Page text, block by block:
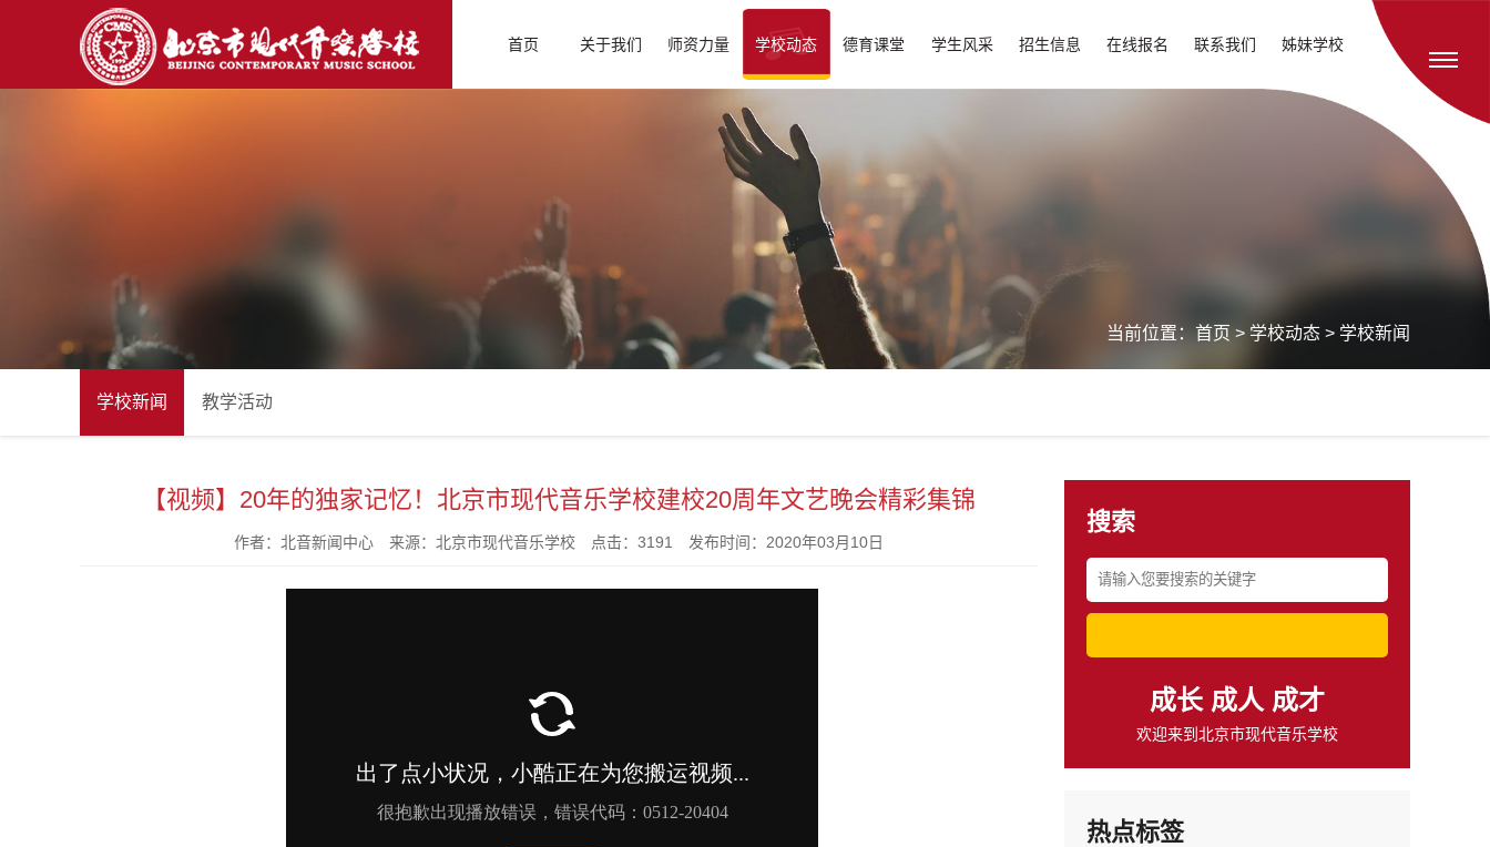
首页 关于我们 师资力量 学校动态 德育课堂 学生风采 招生信息 在线报名 联系我们 姊妹学校
当前位置： 首页 > 学校动态 > 学校新闻
学校新闻 教学活动
【视频】20年的独家记忆！北京市现代音乐学校建校20周年文艺晚会精彩集锦
作者：北音新闻中心 来源：北京市现代音乐学校 点击：3191 发布时间：2020年03月10日
搜索
成长 成人 成才
欢迎来到北京市现代音乐学校
热点标签